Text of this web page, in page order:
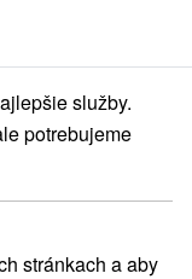
Javorieslužby.
potrebujeme
stránkach a aby